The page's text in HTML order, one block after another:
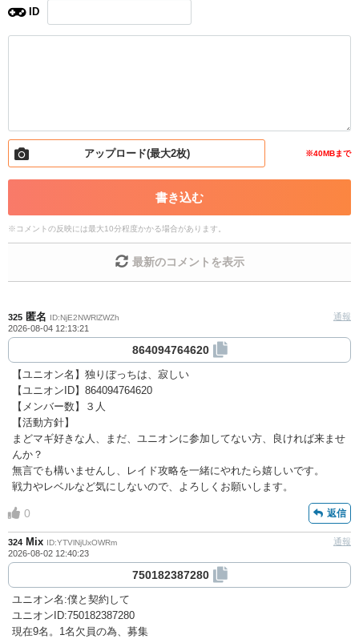
・スパムなど、記事内容と関係のない投稿
・その他、管理者が不適切と判断した投稿
コメントの削除につきましては下記フォームより申請を
いただけますでしょうか。
コメントの削除を申請する※投稿内容を確認後、順次対
応させていただきます。ご了承ください。
※一度削除したコメントは復元ができませんのでご注意
また、過度な利用規約の違反や、弊社に損害の及ぶ内容の書き込み
があった場合は、法的措置をとらせていただく場合もございますの
で、あらかじめご理解くださいませ。
ID
アップロード(最大2枚) ※40MBまで
書き込む
※ コメントの反映には最大10分程度かかる場合があります。
最新のコメントを表示
325 匿名 ID:NjE2NWRlZWZh
2026-08-04 12:13:21
通報
864094764620
【ユニオン名】独りぼっちは、寂しい
【ユニオンID】864094764620
【メンバー数】３人
【活動方針】
まどマギ好きな人、まだ、ユニオンに参加してない方、良ければ来ませ
んか？
無言でも構いませんし、レイド攻略を一緒にやれたら嬉しいです。
戦力やレベルなど気にしないので、よろしくお願いします。
0 返信
324 Mix ID:YTVlNjUxOWRm
2026-08-02 12:40:23
通報
750182387280
ユニオン名:僕と契約して
ユニオンID:750182387280
現在9名。1名欠員の為、募集